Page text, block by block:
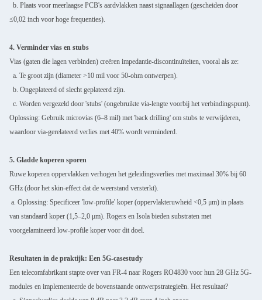
b. Plaats voor meerlaagse PCB's aardvlakken naast signaallagen (gescheiden door
≤0,02 inch voor hoge frequenties).
4. Verminder vias en stubs
Vias (gaten die lagen verbinden) creëren impedantie-discontinuïteiten, vooral als ze:
a. Te groot zijn (diameter >10 mil voor 50-ohm ontwerpen).
b. Ongeplateerd of slecht geplateerd zijn.
c. Worden vergezeld door 'stubs' (ongebruikte via-lengte voorbij het verbindingspunt).
Oplossing: Gebruik microvias (6–8 mil) met 'back drilling' om stubs te verwijderen,
waardoor via-gerelateerd verlies met 40% wordt verminderd.
5. Gladde koperen sporen
Ruwe koperen oppervlakken verhogen het geleidingsverlies met maximaal 30% bij 60
GHz (door het skin-effect dat de weerstand versterkt).
a. Oplossing: Specificeer 'low-profile' koper (oppervlakteruwheid <0,5 μm) in plaats
van standaard koper (1,5–2,0 μm). Rogers en Isola bieden substraten met
voorgelamineerd low-profile koper voor dit doel.
Resultaten in de praktijk: Een 5G-casestudy
Een telecomfabrikant stapte over van FR-4 naar Rogers RO4830 voor hun 28 GHz 5G-
modules en implementeerde de bovenstaande ontwerpstrategieën. Het resultaat?